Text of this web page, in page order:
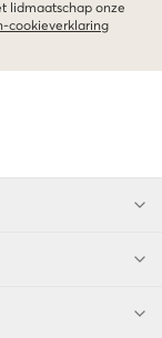
lidmaatschap onze
cookieverklaring